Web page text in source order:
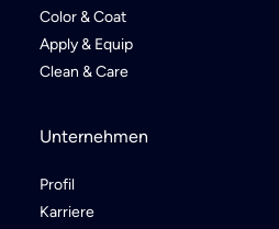
Color & Coat
Apply & Equip
Clean & Care
Unternehmen
Profil
Karriere